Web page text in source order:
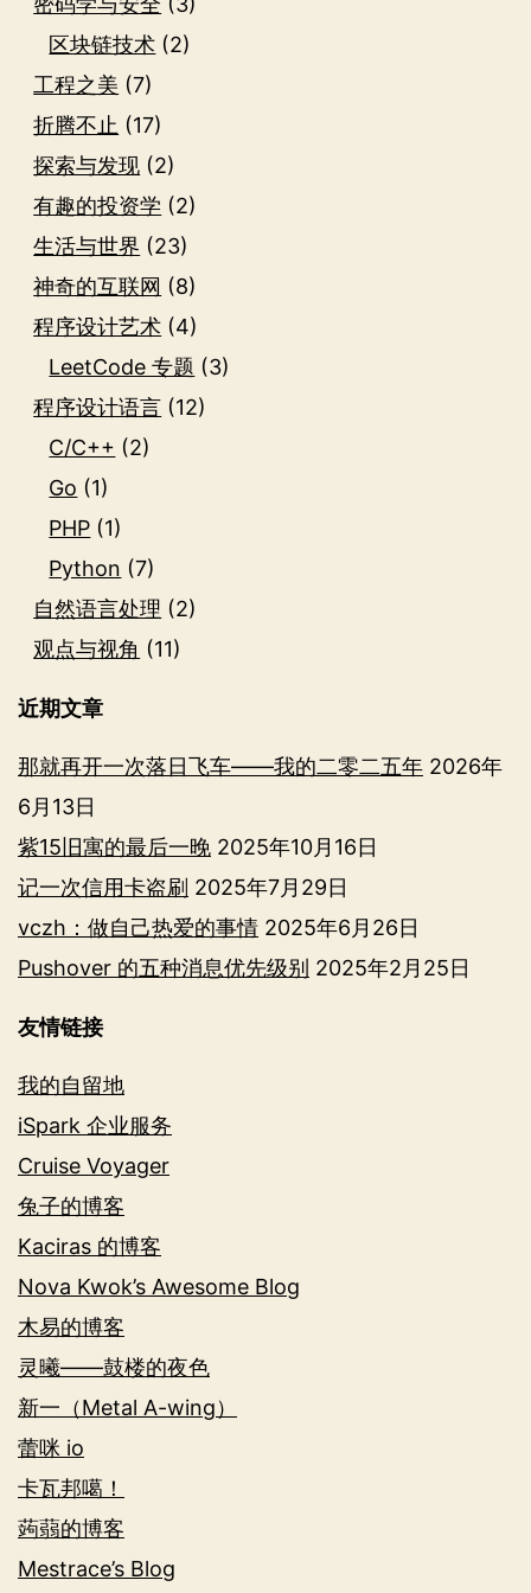
区块链技术 (2)
工程之美 (7)
折腾不止 (17)
探索与发现 (2)
有趣的投资学 (2)
生活与世界 (23)
神奇的互联网 (8)
程序设计艺术 (4)
LeetCode 专题 (3)
程序设计语言 (12)
C/C++ (2)
Go (1)
PHP (1)
Python (7)
自然语言处理 (2)
观点与视角 (11)
近期文章
那就再开一次落日飞车——我的二零二五年 2026年
6月13日
紫15旧寓的最后一晚 2025年10月16日
记一次信用卡盗刷 2025年7月29日
vczh：做自己热爱的事情 2025年6月26日
Pushover 的五种消息优先级别 2025年2月25日
友情链接
我的自留地
iSpark 企业服务
Cruise Voyager
兔子的博客
Kaciras 的博客
Nova Kwok’s Awesome Blog
木易的博客
灵曦——鼓楼的夜色
新一（Metal A-wing）
蕾咪 io
卡瓦邦噶！
蒟蒻的博客
Mestrace’s Blog